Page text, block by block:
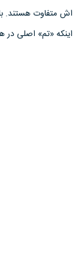
متفاوت هستند.
«تم» اصلى در